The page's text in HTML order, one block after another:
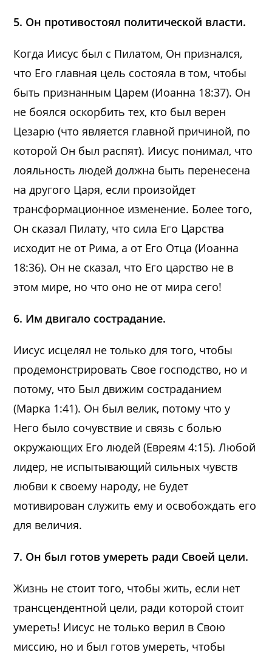
5. Он противостоял политической власти.
Когда Иисус был с Пилатом, Он признался,
что Его главная цель состояла в том, чтобы
быть признанным Царем (Иоанна 18:37). Он
не боялся оскорбить тех, кто был верен
Цезарю (что является главной причиной, по
которой Он был распят). Иисус понимал, что
лояльность людей должна быть перенесена
на другого Царя, если произойдет
трансформационное изменение. Более того,
Он сказал Пилату, что сила Его Царства
исходит не от Рима, а от Его Отца (Иоанна
18:36). Он не сказал, что Его царство не в
этом мире, но что оно не от мира сего!
6. Им двигало сострадание.
Иисус исцелял не только для того, чтобы
продемонстрировать Свое господство, но и
потому, что Был движим состраданием
(Марка 1:41). Он был велик, потому что у
Него было сочувствие и связь с болью
окружающих Его людей (Евреям 4:15). Любой
лидер, не испытывающий сильных чувств
любви к своему народу, не будет
мотивирован служить ему и освобождать его
для величия.
7. Он был готов умереть ради Своей цели.
Жизнь не стоит того, чтобы жить, если нет
трансцендентной цели, ради которой стоит
умереть! Иисус не только верил в Свою
миссию, но и был готов умереть, чтобы